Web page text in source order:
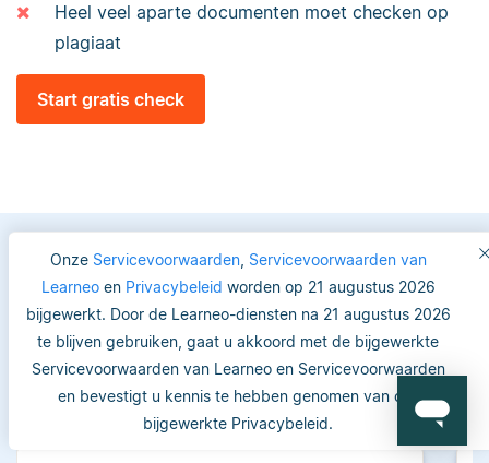
Onze Servicevoorwaarden, Servicevoorwaarden van
Learneoen Privacybeleid worden op 21 augustus 2026
bijgewerkt. Door de Learneo-diensten na 21 augustus 2026
te blijven gebruiken, gaat u akkoord met de bijgewerkte
Servicevoorwaarden van Learneo en Servicevoorwaarden
en bevestigt u kennis te hebben genomen van ons
bijgewerkte Privacybeleid.
Heel veel aparte documenten moet checken op
plagiaat
Start gratis check
Vertrouwde keuze voor
studenten en academici